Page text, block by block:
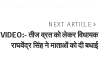
NEXT ARTICLE
VIDEO:- तीज व्रत को लेकर विधायक
राघवेंद्र सिंह ने माताओं को दी बधाई